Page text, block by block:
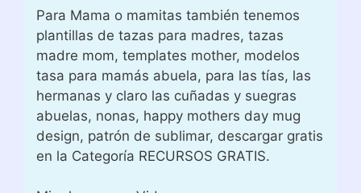
Para Mama o mamitas también tenemos
plantillas de tazas para madres, tazas
madre mom, templates mother, modelos
tasa para mamás abuela, para las tías, las
hermanas y claro las cuñadas y suegras
abuelas, nonas, happy mothers day mug
design, patrón de sublimar, descargar gratis
en la Categoría RECURSOS GRATIS.